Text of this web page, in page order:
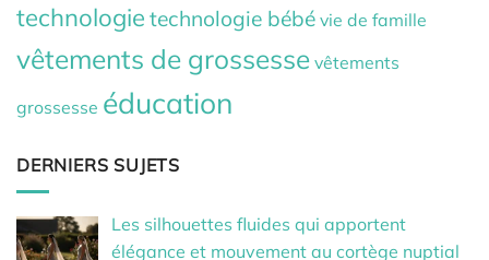
technologie technologie bébé vie de famille
vêtements de grossesse vêtements
grossesse éducation
DERNIERS SUJETS
Les silhouettes fluides qui apportent
élégance et mouvement au cortège nuptial